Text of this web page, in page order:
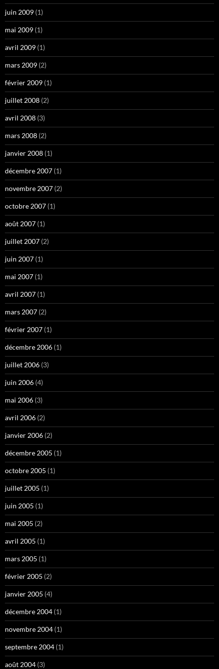
juin 2009 (1)
mai 2009 (1)
avril 2009 (1)
mars 2009 (2)
février 2009 (1)
juillet 2008 (2)
avril 2008 (3)
mars 2008 (2)
janvier 2008 (1)
décembre 2007 (1)
novembre 2007 (2)
octobre 2007 (1)
août 2007 (1)
juillet 2007 (2)
juin 2007 (1)
mai 2007 (1)
avril 2007 (1)
mars 2007 (2)
février 2007 (1)
décembre 2006 (1)
juillet 2006 (3)
juin 2006 (4)
mai 2006 (3)
avril 2006 (2)
janvier 2006 (2)
décembre 2005 (1)
octobre 2005 (1)
juillet 2005 (1)
juin 2005 (1)
mai 2005 (2)
avril 2005 (1)
mars 2005 (1)
février 2005 (2)
janvier 2005 (4)
décembre 2004 (1)
novembre 2004 (1)
septembre 2004 (1)
août 2004 (3)